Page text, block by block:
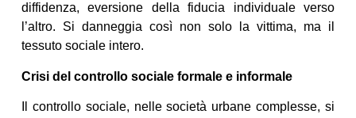
diffidenza, eversione della fiducia individuale verso
l’altro. Si danneggia così non solo la vittima, ma il
tessuto sociale intero.
Crisi del controllo sociale formale e informale
Il controllo sociale, nelle società urbane complesse, si